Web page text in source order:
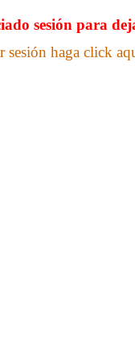
sesión para
sesión haga click